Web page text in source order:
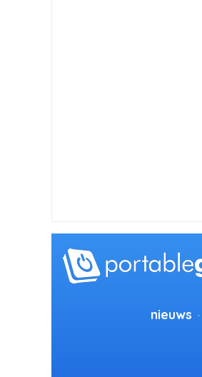
nieuws